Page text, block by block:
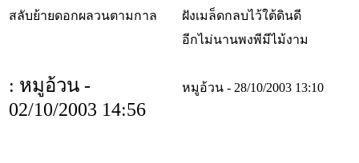
สลับย้ายดอกผลวนตามกาล
: หมูอ้วน -
02/10/2003 14:56
ฝังเมล็ดกลบไว้ใต้ดินดี
อีกไม่นานพงพีมีไม้งาม
หมูอ้วน - 28/10/2003 13:10